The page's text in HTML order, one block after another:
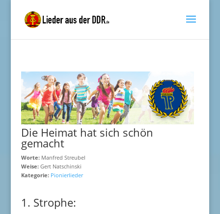
Die Heimat hat sich schön
gemacht
Worte:Manfred Streubel
Weise:Gert Natschinski
Kategorie: Pionierlieder
1. Strophe: